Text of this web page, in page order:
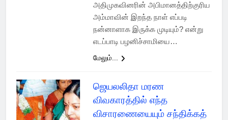
அதிமுகவினரின் அபிமானத்திற்குரிய
அம்மாவின் இறந்த நாள் எப்படி
நன்னாளாக இருக்க முடியும்? என்று
எடப்பாடி பழனிச்சாமியை…
மேலும்...
ஜெயலலிதா மரண
விவகாரத்தில் எந்த
விசாரணையையும் சந்திக்கத்